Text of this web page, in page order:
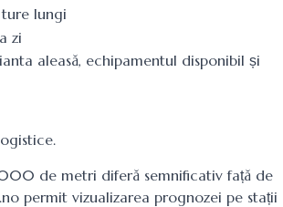
lungi
zi
aleasă, echipamentul disponibil și
de metri diferă semnificativ față de
permit vizualizarea prognozei pe stații